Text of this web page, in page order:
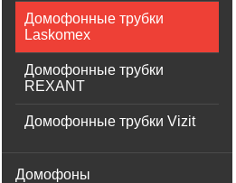
Домофонные трубки
Laskomex
Домофонные трубки
REXANT
Домофонные трубки Vizit
Домофоны